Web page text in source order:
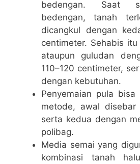
bedengan. Saat
bedengan, tanah
dicangkul dengan
centimeter. Sehabis
ataupun guludan
110–120 centimeter,
dengan kebutuhan.
Penyemaian pula
metode, awal disebar
serta kedua dengan
polibag.
Media semai yang
kombinasi tanah